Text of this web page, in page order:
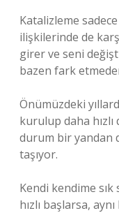
Katalizleme
ilişkilerinde de
girer ve seni
bazen fark
Önümüzdeki
kurulup daha
durum bir yandan
taşıyor.
Kendi kendime
hızlı başlarsa,